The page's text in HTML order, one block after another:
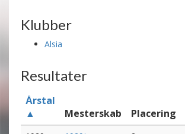
Klubber
Alsia
Resultater
Årstal
▲
Mesterskab Placering